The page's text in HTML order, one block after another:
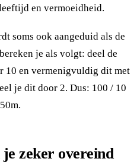
en vermoeidheid.
soms ook aangeduid als de
je als volgt: deel de
10 en vermenigvuldig dit met
je dit door 2. Dus: 100 / 10
zeker overeind